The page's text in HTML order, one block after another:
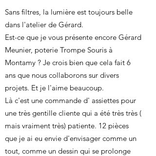
Sans filtres, la lumière est toujours belle
dans l'atelier de Gérard.
Est-ce que je vous présente encore Gérard
Meunier, poterie Trompe Souris à
Montamy ? Je crois bien que cela fait 6
ans que nous collaborons sur divers
projets. Et je l'aime beaucoup.
Là c'est une commande d' assiettes pour
une très gentille cliente qui a été très très (
mais vraiment très) patiente. 12 pièces
que je ai eu envie d'envisager comme un
tout, comme un dessin qui se prolonge